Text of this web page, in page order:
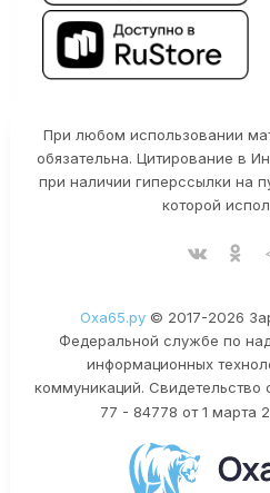
При любом использовании
обязательна. Цитирование в
при наличии гиперссылки на
которой
Оха65.ру© 2017-2026
Федеральной службе по
информационных
коммуникаций.
77 - 84778 от 1 марта